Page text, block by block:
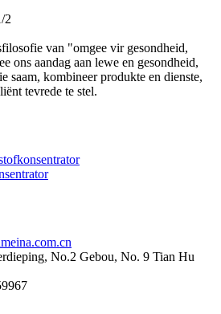
2
van "omgee vir gesondheid,
ons aandag aan lewe en gesondheid,
saam, kombineer produkte en dienste,
tevrede te stel.
No.2 Gebou, No. 9 Tian Hu